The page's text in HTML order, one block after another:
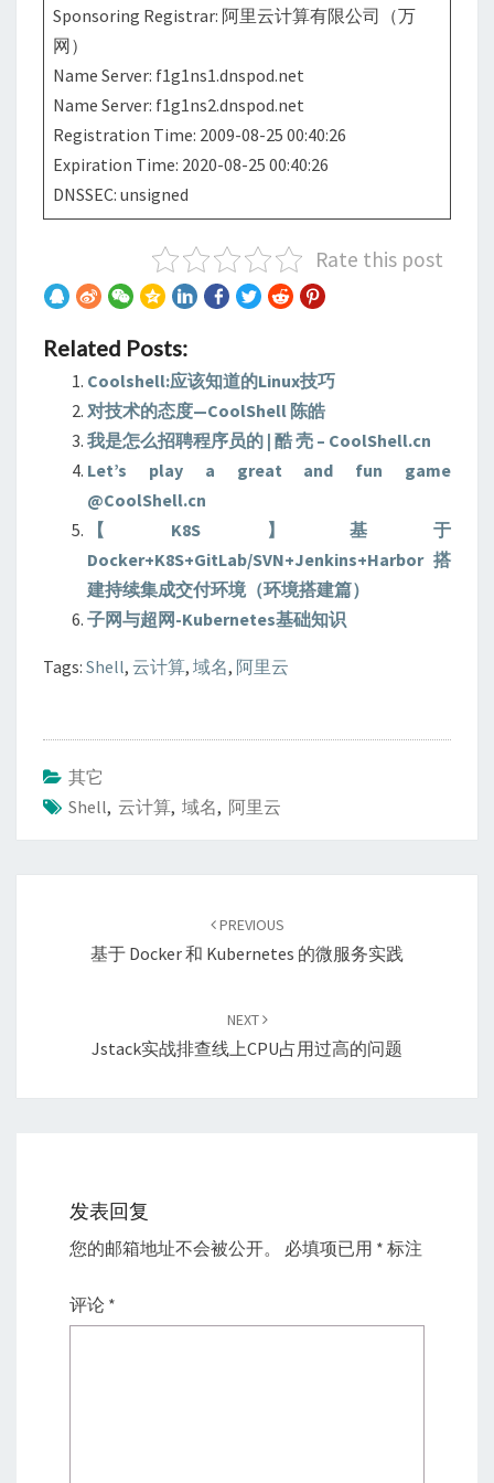
Sponsoring Registrar: 阿里云计算有限公司（万
网）
Name Server: f1g1ns1.dnspod.net
Name Server: f1g1ns2.dnspod.net
Registration Time: 2009-08-25 00:40:26
Expiration Time: 2020-08-25 00:40:26
DNSSEC: unsigned
Rate this post
Related Posts:
Coolshell:应该知道的Linux技巧
对技术的态度—CoolShell 陈皓
我是怎么招聘程序员的 | 酷 壳 – CoolShell.cn
Let’s play a great and fun game
@CoolShell.cn
【K8S】基于
Docker+K8S+GitLab/SVN+Jenkins+Harbor搭
建持续集成交付环境（环境搭建篇）
子网与超网-Kubernetes基础知识
Tags: Shell, 云计算, 域名, 阿里云
其它
Shell, 云计算, 域名, 阿里云
PREVIOUS
基于 Docker 和 Kubernetes 的微服务实践
NEXT
Jstack实战排查线上CPU占用过高的问题
发表回复
您的邮箱地址不会被公开。 必填项已用 * 标注
评论 *